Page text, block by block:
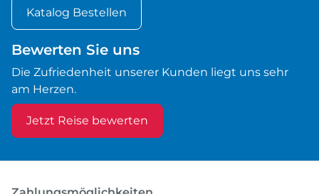
Katalog Bestellen
Bewerten Sie uns
Die Zufriedenheit unserer Kunden liegt uns sehr
am Herzen.
Jetzt Reise bewerten